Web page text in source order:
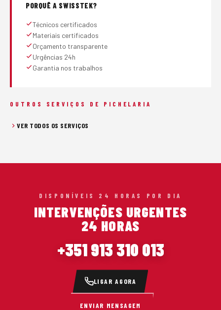
PORQUÊ A SWISSTEK?
Técnicos certificados
Materiais certificados
Orçamento transparente
Urgências 24h
Garantia nos trabalhos
OUTROS SERVIÇOS DE PICHELARIA
VER TODOS OS SERVIÇOS
DISPONÍVEIS 24 HORAS POR DIA
INTERVENÇÕES URGENTES
24 HORAS
+351 913 310 013
LIGAR AGORA
ENVIAR MENSAGEM